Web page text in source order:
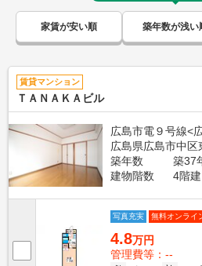
家賃が安い順 築年数が浅い
賃貸マンション
ＴＡＮＡＫＡビル
広島市電９号線<
広島県広島市中区
築年数
築37
建物階数
4階建
写真充実 無料オンライ
4.8万円
管理費等：--